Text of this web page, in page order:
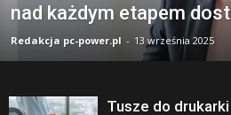
nad każdym etapem
Redakcja pc-power.pl - 13 września 2025
Tusze do